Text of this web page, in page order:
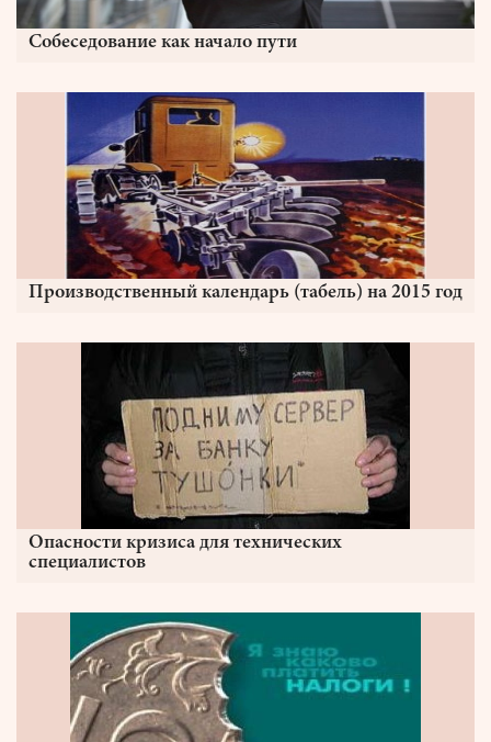
Собеседование как начало пути
Производственный календарь (табель) на 2015 год
Опасности кризиса для технических
специалистов